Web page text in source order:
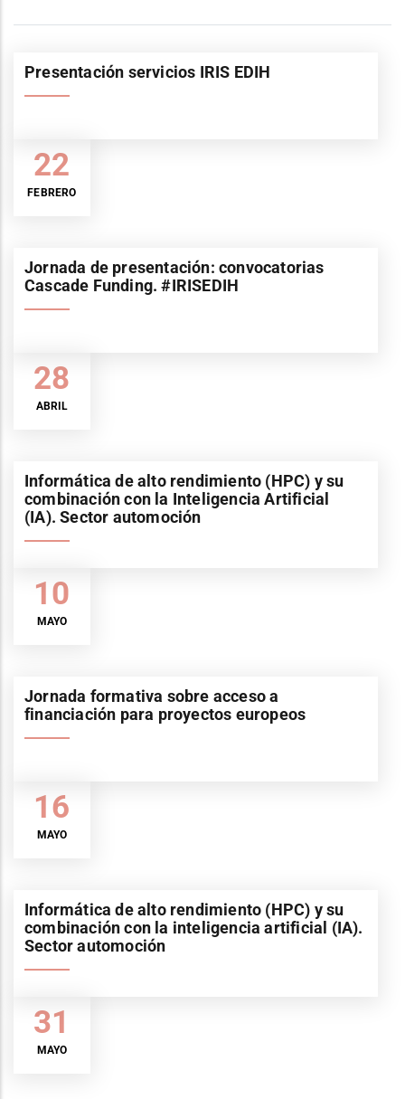
22
FEBRERO
Presentación servicios IRIS EDIH
28
ABRIL
Jornada de presentación: convocatorias
Cascade Funding. #IRISEDIH
10
MAYO
Informática de alto rendimiento (HPC) y su
combinación con la Inteligencia Artificial
(IA). Sector automoción
16
MAYO
Jornada formativa sobre acceso a
financiación para proyectos europeos
31
MAYO
Informática de alto rendimiento (HPC) y su
combinación con la inteligencia artificial (IA).
Sector automoción